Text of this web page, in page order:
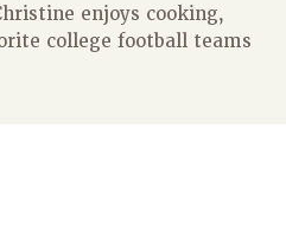
enjoys cooking,
college football teams